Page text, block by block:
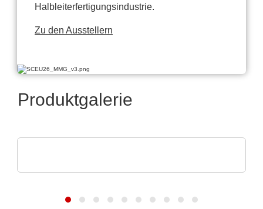
Halbleiterfertigungsindustrie.
Zu den Ausstellern
Produktgalerie